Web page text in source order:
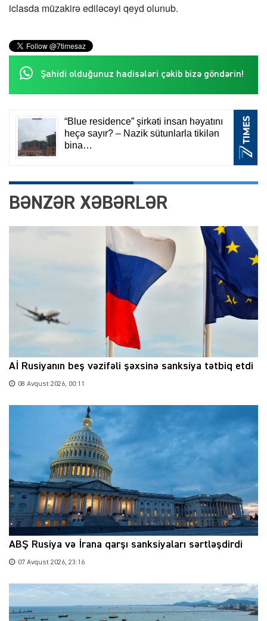
iclasda müzakirə ediləcəyi qeyd olunub.
Şahidi olduğunuz hadisələri çəkib bizə göndərin!
BƏNZƏR XƏBƏRLƏR
Aİ Rusiyanın beş vəzifəli şəxsinə sanksiya tətbiq etdi
08 Avqust 2026, 00:11
ABŞ Rusiya və İrana qarşı sanksiyaları sərtləşdirdi
07 Avqust 2026, 23:16